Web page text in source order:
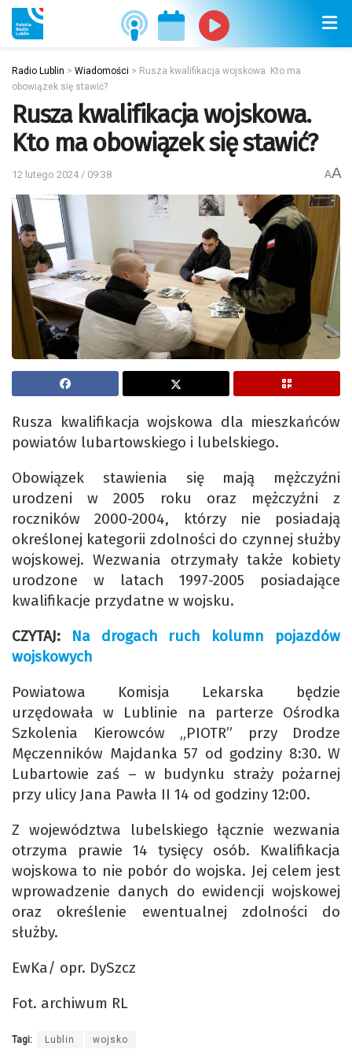
Radio Lublin > Wiadomości > Rusza kwalifikacja wojskowa. Kto ma
obowiązek się stawić?
Rusza kwalifikacja wojskowa.
Kto ma obowiązek się stawić?
12 lutego 2024 / 09:38 AA
Rusza kwalifikacja wojskowa dla mieszkańców
powiatów lubartowskiego i lubelskiego.
Obowiązek stawienia się mają mężczyźni
urodzeni w 2005 roku oraz mężczyźni z
roczników 2000-2004, którzy nie posiadają
określonej kategorii zdolności do czynnej służby
wojskowej. Wezwania otrzymały także kobiety
urodzone w latach 1997-2005 posiadające
kwalifikacje przydatne w wojsku.
CZYTAJ: Na drogach ruch kolumn pojazdów
wojskowych
Powiatowa Komisja Lekarska będzie
urzędowała w Lublinie na parterze Ośrodka
Szkolenia Kierowców „PIOTR” przy Drodze
Męczenników Majdanka 57 od godziny 8:30. W
Lubartowie zaś – w budynku straży pożarnej
przy ulicy Jana Pawła II 14 od godziny 12:00.
Z województwa lubelskiego łącznie wezwania
otrzyma prawie 14 tysięcy osób. Kwalifikacja
wojskowa to nie pobór do wojska. Jej celem jest
wprowadzenie danych do ewidencji wojskowej
oraz określenie ewentualnej zdolności do
służby.
EwKa/ opr. DySzcz
Fot. archiwum RL
Tagi: Lublin wojsko